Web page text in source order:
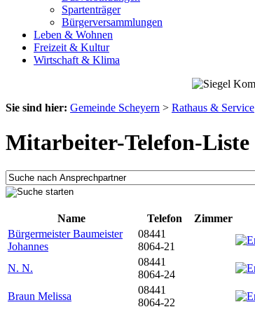
Spartenträger
Bürgerversammlungen
Leben & Wohnen
Freizeit & Kultur
Wirtschaft & Klima
Sie sind hier: Gemeinde Scheyern > Rathaus & Service
Mitarbeiter-Telefon-Liste
Name
Telefon Zimmer
Bürgermeister Baumeister
Johannes
08441
8064-21
N. N.
08441
8064-24
Braun Melissa
08441
8064-22